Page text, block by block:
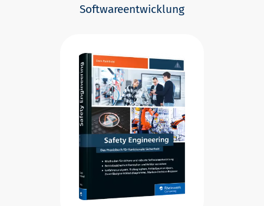
Softwareentwicklung